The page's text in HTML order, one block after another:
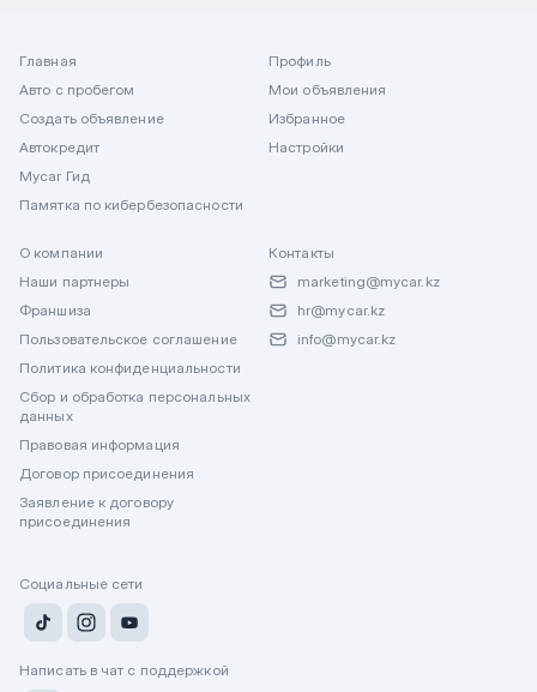
Главная
Авто с пробегом
Создать объявление
Автокредит
Mycar Гид
Памятка по кибербезопасности
Профиль
Мои объявления
Избранное
Настройки
О компании
Наши партнеры
Франшиза
Пользовательское соглашение
Политика конфиденциальности
Сбор и обработка персональных
данных
Правовая информация
Договор присоединения
Заявление к договору
присоединения
Контакты
marketing@mycar.kz
hr@mycar.kz
info@mycar.kz
Социальные сети
Написать в чат с поддержкой